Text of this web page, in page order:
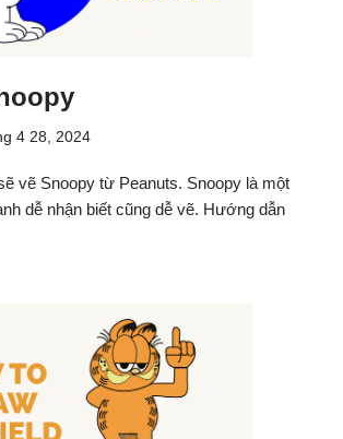
4 28, 2024
vẽ Snoopy từ Peanuts. Snoopy là một
dễ nhận biết cũng dễ vẽ. Hướng dẫn